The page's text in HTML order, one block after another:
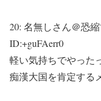
20: 名無しさん＠恐
ID:+guFAerr0
軽い気持ちでやった
痴漢大国を肯定する